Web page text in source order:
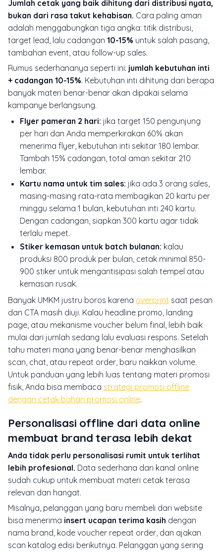
Jumlah cetak yang baik dihitung dari distribusi nyata,
bukan dari rasa takut kehabisan. Cara paling aman
adalah menggabungkan tiga angka: titik distribusi,
target lead, lalu cadangan 10-15% untuk salah pasang,
tambahan event, atau follow-up sales.
Rumus sederhananya seperti ini: jumlah kebutuhan inti
+ cadangan 10-15%. Kebutuhan inti dihitung dari berapa
banyak materi benar-benar akan dipakai selama
kampanye berlangsung.
Flyer pameran 2 hari: jika target 150 pengunjung
per hari dan Anda memperkirakan 60% akan
menerima flyer, kebutuhan inti sekitar 180 lembar.
Tambah 15% cadangan, total aman sekitar 210
lembar.
Kartu nama untuk tim sales: jika ada 3 orang sales,
masing-masing rata-rata membagikan 20 kartu per
minggu selama 1 bulan, kebutuhan inti 240 kartu.
Dengan cadangan, siapkan 300 kartu agar tidak
terlalu mepet.
Stiker kemasan untuk batch bulanan: kalau
produksi 800 produk per bulan, cetak minimal 850-
900 stiker untuk mengantisipasi salah tempel atau
kemasan rusak.
Banyak UMKM justru boros karena overprint saat pesan
dan CTA masih diuji. Kalau headline promo, landing
page, atau mekanisme voucher belum final, lebih baik
mulai dari jumlah sedang lalu evaluasi respons. Setelah
tahu materi mana yang benar-benar menghasilkan
scan, chat, atau repeat order, baru naikkan volume.
Untuk panduan yang lebih luas tentang materi promosi
fisik, Anda bisa membaca strategi promosi offline
dengan cetak bahan promosi online.
Personalisasi offline dari data online
membuat brand terasa lebih dekat
Anda tidak perlu personalisasi rumit untuk terlihat
lebih profesional. Data sederhana dari kanal online
sudah cukup untuk membuat materi cetak terasa
relevan dan hangat.
Misalnya, pelanggan yang baru membeli dari website
bisa menerima insert ucapan terima kasih dengan
nama brand, kode voucher repeat order, dan ajakan
scan katalog edisi berikutnya. Pelanggan yang sering